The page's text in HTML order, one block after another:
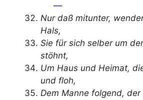
—
Nur daß mitunter,
Hals,
Sie für sich selber um
stöhnt,
Um Haus und Heimat,
und floh,
Dem Manne folgend, der